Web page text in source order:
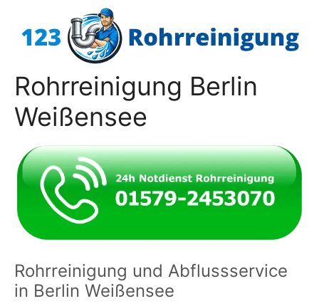
Inhalt
Rohrreinigung Berlin
Weißensee
Rohrreinigung und Abflussservice
in Berlin Weißensee